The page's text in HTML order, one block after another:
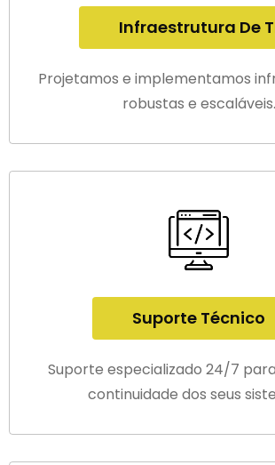
Infraestrutura De
Projetamos e implementamos
robustas e escaláveis.
Suporte Técnico
Suporte especializado 24/7
continuidade dos seus